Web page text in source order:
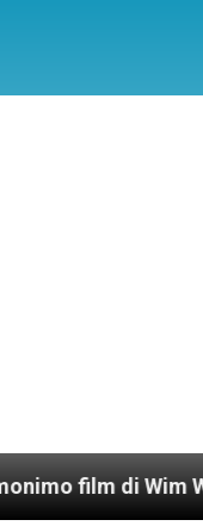
Wenders